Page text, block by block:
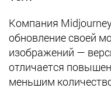
Компания
обновление своей
изображений —
отличается
меньшим